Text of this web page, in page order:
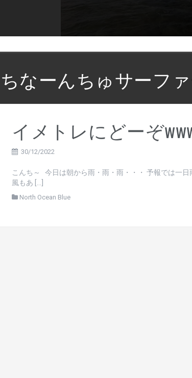
なーんちゅサーフ
イメトレにどーぞ
30/12/2022
こんち～ 今日は朝から雨・雨・雨・・・ 予報では一日
風もあ […]
North Ocean Blue